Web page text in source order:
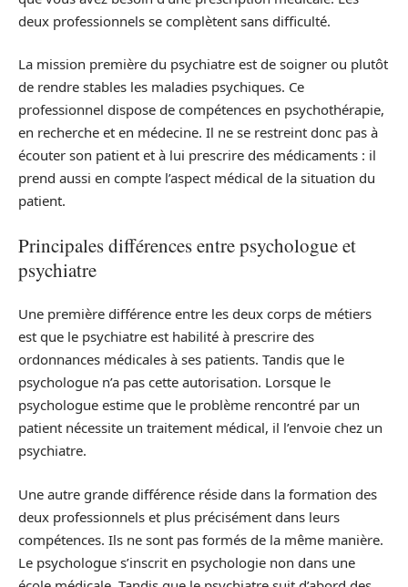
deux professionnels se complètent sans difficulté.
La mission première du psychiatre est de soigner ou plutôt
de rendre stables les maladies psychiques. Ce
professionnel dispose de compétences en psychothérapie,
en recherche et en médecine. Il ne se restreint donc pas à
écouter son patient et à lui prescrire des médicaments : il
prend aussi en compte l’aspect médical de la situation du
patient.
Principales différences entre psychologue et
psychiatre
Une première différence entre les deux corps de métiers
est que le psychiatre est habilité à prescrire des
ordonnances médicales à ses patients. Tandis que le
psychologue n’a pas cette autorisation. Lorsque le
psychologue estime que le problème rencontré par un
patient nécessite un traitement médical, il l’envoie chez un
psychiatre.
Une autre grande différence réside dans la formation des
deux professionnels et plus précisément dans leurs
compétences. Ils ne sont pas formés de la même manière.
Le psychologue s’inscrit en psychologie non dans une